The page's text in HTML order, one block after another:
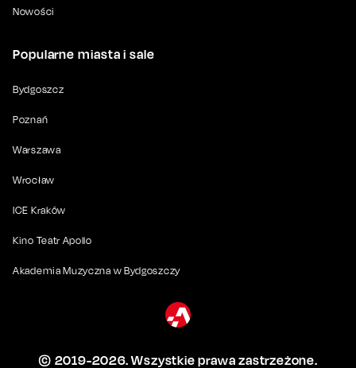
Nowości
Popularne miasta i sale
Bydgoszcz
Poznań
Warszawa
Wrocław
ICE Kraków
Kino Teatr Apollo
Akademia Muzyczna w Bydgoszczy
© 2019-2026. Wszystkie prawa zastrzeżone.